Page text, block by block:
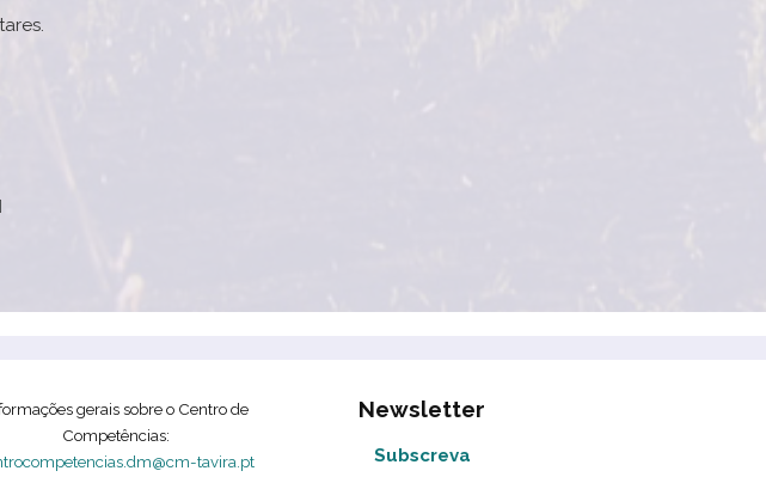
gerais sobre o Centro de
Competências:
tavira.pt
Newsletter
Subscreva